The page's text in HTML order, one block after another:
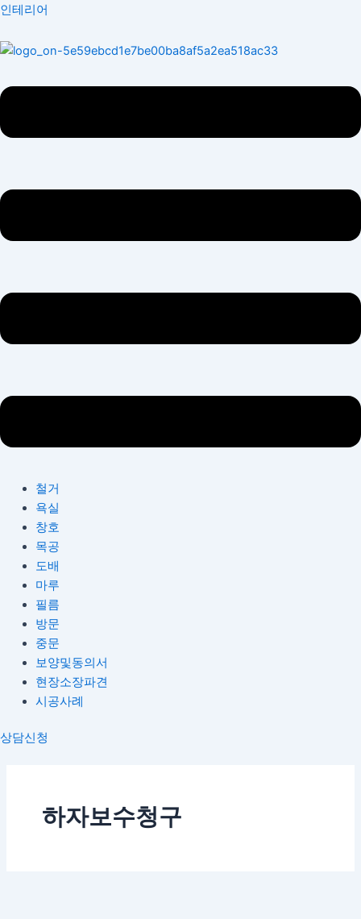
콘
츠
건
뛰
인테리어
Menu
철거
욕실
창호
목공
도배
마루
필름
방문
중문
보양및동의서
현장소장파견
시공사례
상담신청
하자보수청구